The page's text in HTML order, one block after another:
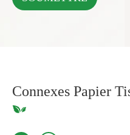
Connexes Papier